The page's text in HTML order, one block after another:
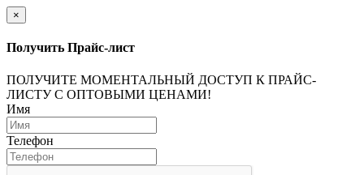
×
Получить Прайс-лист
ПОЛУЧИТЕ МОМЕНТАЛЬНЫЙ ДОСТУП К ПРАЙС-
ЛИСТУ С ОПТОВЫМИ ЦЕНАМИ!
Имя
Телефон